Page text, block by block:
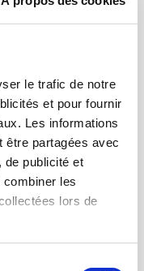
le trafic de notre
et pour fournir
Les informations
être partagées avec
de publicité et
les
lors de